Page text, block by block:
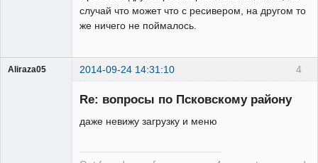
случай что может что с ресивером, на другом то
же ничего не поймалось.
4
Aliraza05 2014-09-24 14:31:10
Re: вопросы по Псковскому району
даже невижу загрузку и меню